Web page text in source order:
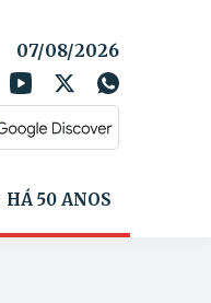
07/08/2026
HÁ 50 ANOS